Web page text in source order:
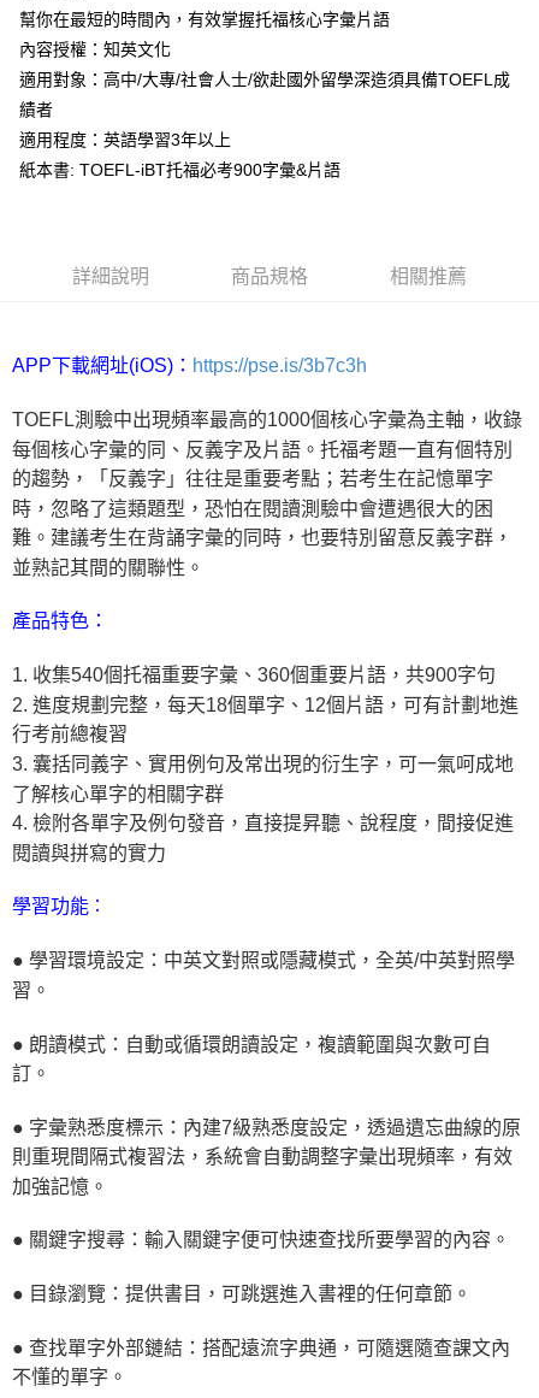
幫你在最短的時間內，有效掌握托福核心字彙片語
內容授權：知英文化
適用對象：高中/大專/社會人士/欲赴國外留學深造須具備TOEFL成
績者
適用程度：英語學習3年以上
紙本書: TOEFL-iBT托福必考900字彙&片語
詳細說明 商品規格 相關推薦
APP下載網址(iOS)： https://pse.is/3b7c3h
TOEFL測驗中出現頻率最高的1000個核心字彙為主軸，收錄
每個核心字彙的同、反義字及片語。托福考題一直有個特別
的趨勢，「反義字」往往是重要考點；若考生在記憶單字
時，忽略了這類題型，恐怕在閱讀測驗中會遭遇很大的困
難。建議考生在背誦字彙的同時，也要特別留意反義字群，
並熟記其間的關聯性。
產品特色：
1. 收集540個托福重要字彙、360個重要片語，共900字句
2. 進度規劃完整，每天18個單字、12個片語，可有計劃地進
行考前總複習
3. 囊括同義字、實用例句及常出現的衍生字，可一氣呵成地
了解核心單字的相關字群
4. 檢附各單字及例句發音，直接提昇聽、說程度，間接促進
閱讀與拼寫的實力
學習功能 ：
● 學習環境設定：中英文對照或隱藏模式，全英/中英對照學
習。
● 朗讀模式：自動或循環朗讀設定，複讀範圍與次數可自
訂。
● 字彙熟悉度標示：內建7級熟悉度設定，透過遺忘曲線的原
則重現間隔式複習法，系統會自動調整字彙出現頻率，有效
加強記憶。
● 關鍵字搜尋：輸入關鍵字便可快速查找所要學習的內容。
● 目錄瀏覽：提供書目，可跳選進入書裡的任何章節。
● 查找單字外部鏈結：搭配遠流字典通，可隨選隨查課文內
不懂的單字。